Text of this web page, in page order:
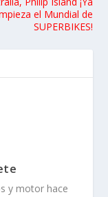
el Mundial de
SUPERBIKES!
y motor hace